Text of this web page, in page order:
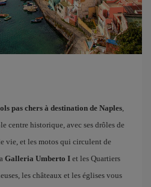
pas chers à destination de Naples,
centre historique, avec ses drôles de
vie, et les motos qui circulent de
Galleria Umberto I et les Quartiers
les châteaux et les églises vous